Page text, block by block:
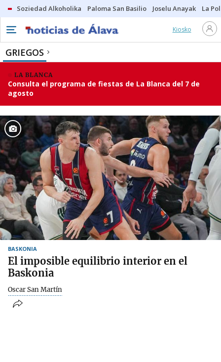
Soziedad Alkoholika Paloma San Basilio Joselu Anayak La
Kiosko
GRIEGOS
LA BLANCA
Consulta el programa de fiestas de La Blanca del 7 de
agosto
BASKONIA
El imposible equilibrio interior en el
Baskonia
Oscar San Martín